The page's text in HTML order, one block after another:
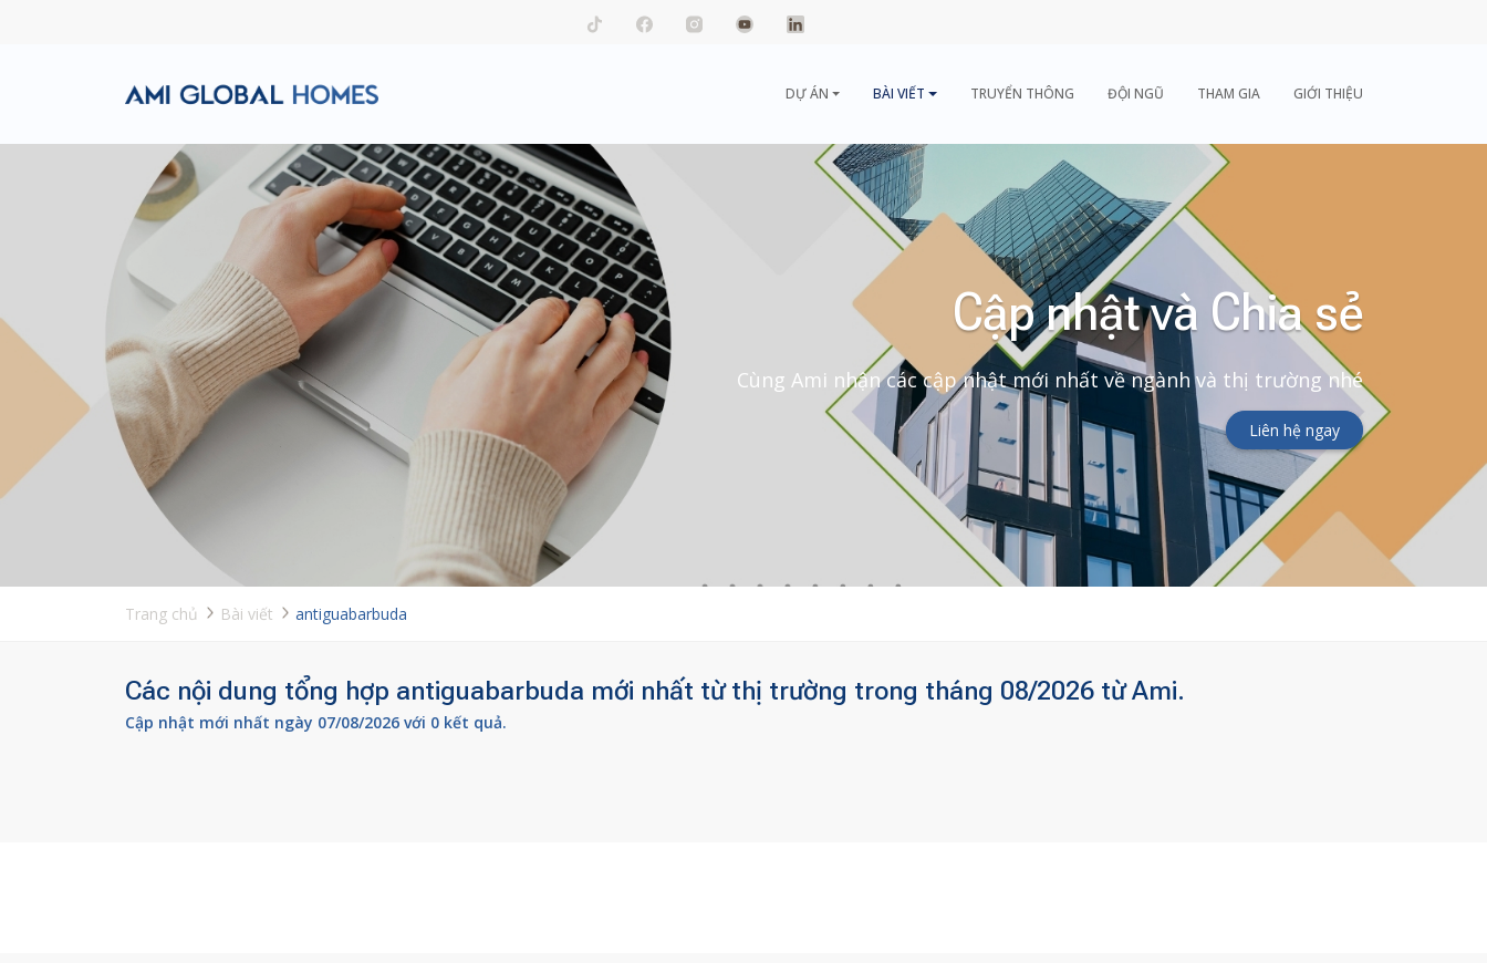
DỰ ÁN BÀI VIẾT TRUYỂN THÔNG ĐỘI NGŨ THAM GIA GIỚI THIỆU
Cập nhật và Chia sẻ
Cùng Ami nhận các cập nhật mới nhất về ngành và thị trường nhé
Liên hệ ngay
Trang chủ Bài viết antiguabarbuda
Các nội dung tổng hợp antiguabarbuda mới nhất từ thị trường trong tháng 08/2026 từ Ami.
Cập nhật mới nhất ngày 07/08/2026 với 0 kết quả.